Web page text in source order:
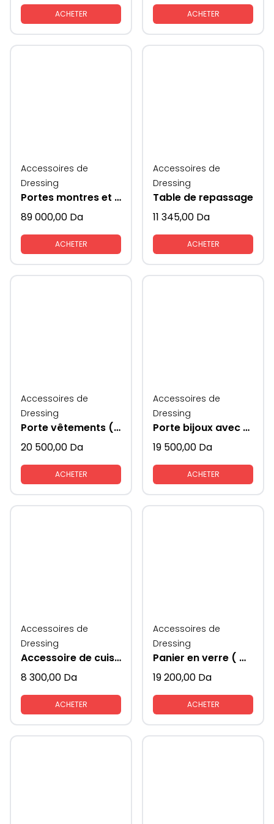
ACHETER ACHETER
Accessoires de
Dressing
Portes montres et accessoires
89 000,00 Da
ACHETER
Accessoires de
Dressing
Table de repassage
11 345,00 Da
ACHETER
Accessoires de
Dressing
Porte vêtements (Moka)
20 500,00 Da
ACHETER
Accessoires de
Dressing
Porte bijoux avec freins
19 500,00 Da
ACHETER
Accessoires de
Dressing
Accessoire de cuisine Multifonctions
8 300,00 Da
ACHETER
Accessoires de
Dressing
Panier en verre ( Moka) KAV
19 200,00 Da
ACHETER